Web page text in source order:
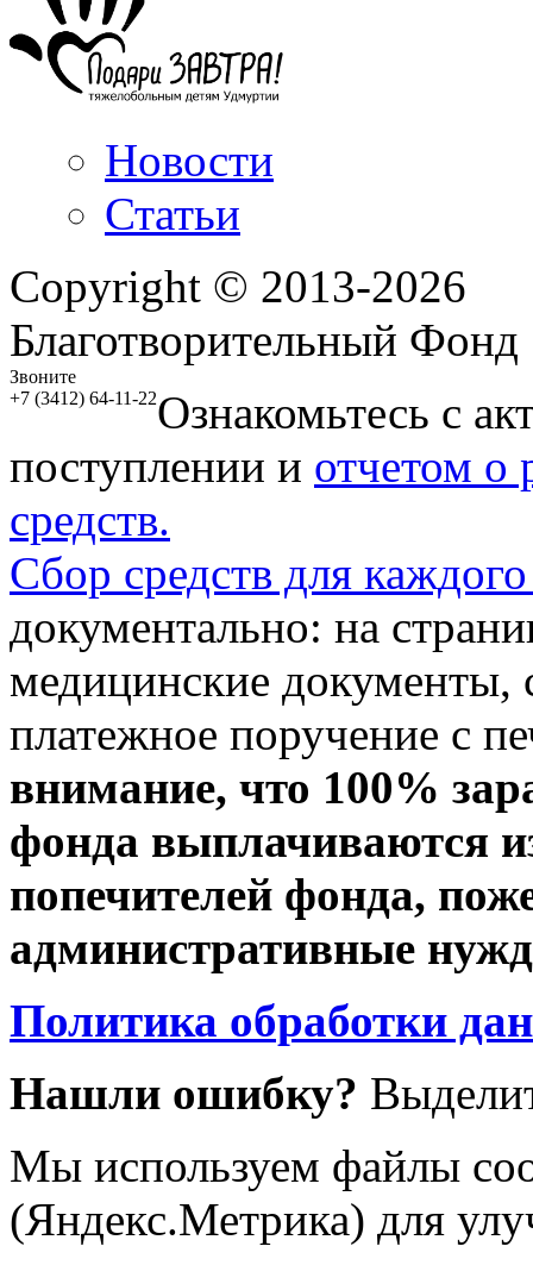
Новости
Статьи
Copyright © 2013-2026
Благотворительный
Звоните
+7 (3412) 64-11-22Ознакомьтесь с
поступлении и отчетом о
средств.
Сбор средств для
документально: на
медицинские документы,
платежное поручение с
внимание, что 100%
фонда выплачиваются
попечителей фонда,
административные
Политика обработки
Нашли ошибку?
Мы используем файлы
(Яндекс.Метрика) для